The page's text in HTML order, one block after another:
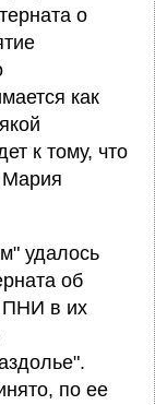
о
как
к тому, что
Мария
удалось
об
ПНИ в их
по ее